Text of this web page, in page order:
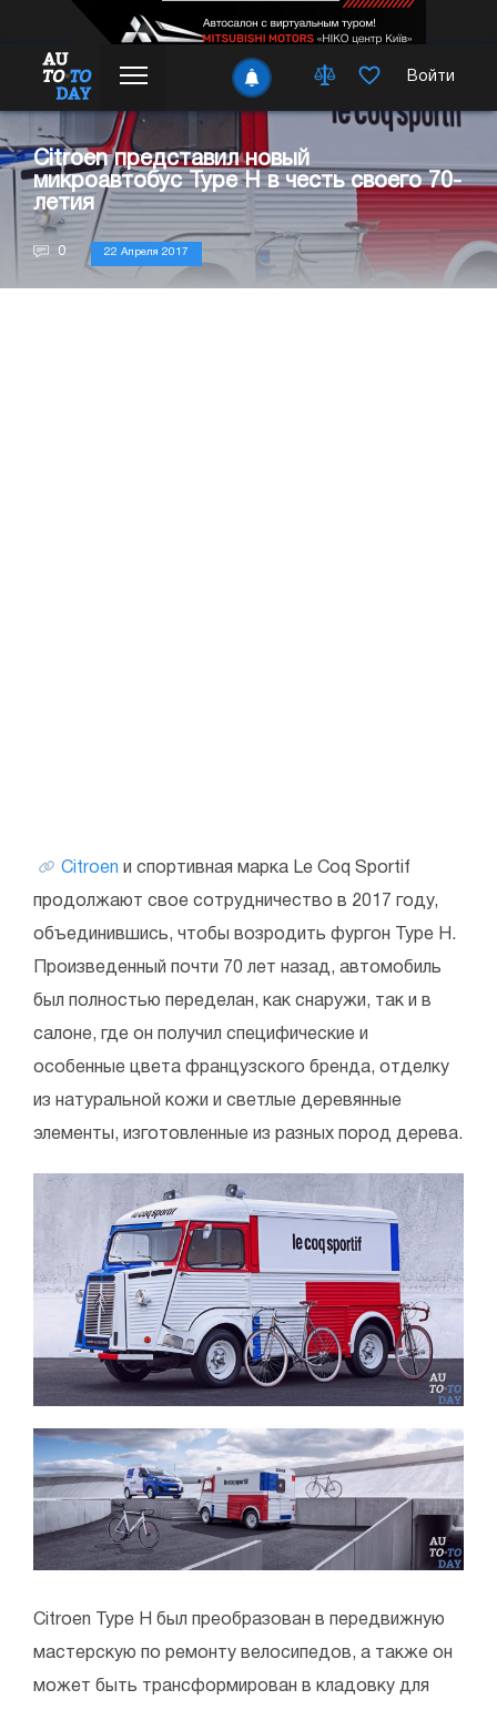
Войти
Citroen представил новый
микроавтобус Type H в честь своего 70-
летия
0 22 Апреля 2017
Citroen и спортивная марка Le Coq Sportif
продолжают свое сотрудничество в 2017 году,
объединившись, чтобы возродить фургон Type H.
Произведенный почти 70 лет назад, автомобиль
был полностью переделан, как снаружи, так и в
салоне, где он получил специфические и
особенные цвета французского бренда, отделку
из натуральной кожи и светлые деревянные
элементы, изготовленные из разных пород дерева.
Citroen Type H был преобразован в передвижную
мастерскую по ремонту велосипедов, а также он
может быть трансформирован в кладовку для